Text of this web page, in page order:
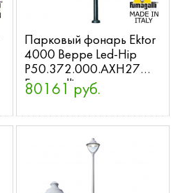
Парковый фонарь Ektor
4000 Beppe Led-Hip
P50.372.000.AXH27
Fumagalli
80161 руб.